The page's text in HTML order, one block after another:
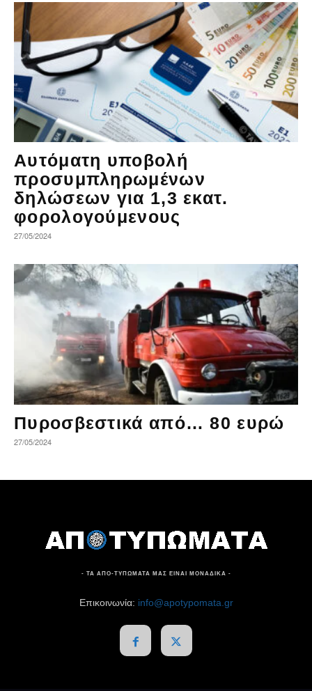
Αυτόματη υποβολή
προσυμπληρωμένων
δηλώσεων για 1,3 εκατ.
φορολογούμενους
27/05/2024
Πυροσβεστικά από… 80 ευρώ
27/05/2024
- ΤΑ ΑΠΟ-ΤΥΠΩΜΑΤΑ ΜΑΣ ΕΙΝΑΙ ΜΟΝΑΔΙΚΑ -
Επικοινωνία: info@apotypomata.gr